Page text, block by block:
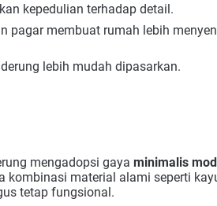
kepedulian terhadap detail.
pagar membuat rumah lebih
lebih mudah dipasarkan.
mengadopsi gaya minimalis
kombinasi material alami seperti
tetap fungsional.